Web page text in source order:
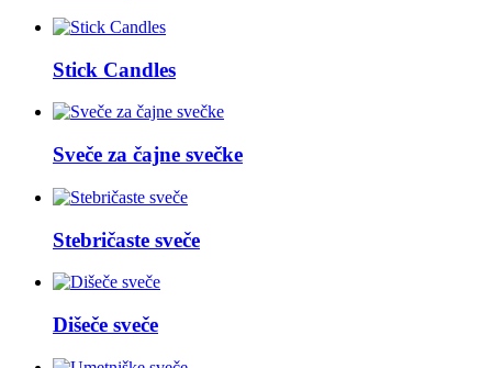
Stick Candles
Sveče za čajne svečke
Stebričaste sveče
Dišeče sveče